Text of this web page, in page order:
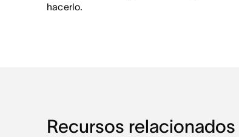
hacerlo.
Recursos relacionados